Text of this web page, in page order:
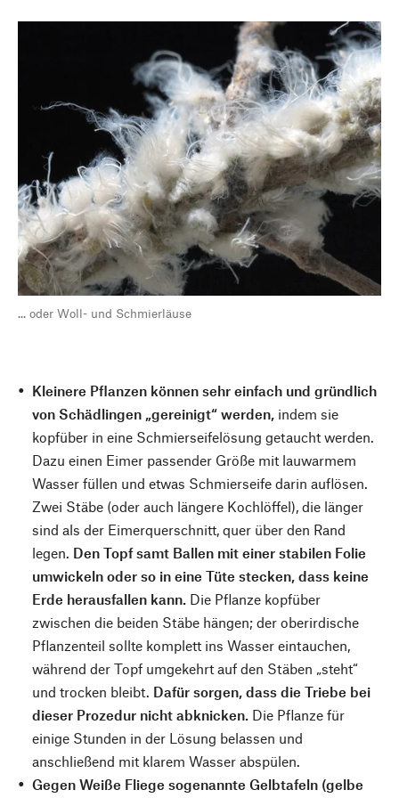
... oder Woll- und Schmierläuse
Kleinere Pflanzen können sehr einfach und gründlich
von Schädlingen „gereinigt“ werden, indem sie
kopfüber in eine Schmierseifelösung getaucht werden.
Dazu einen Eimer passender Größe mit lauwarmem
Wasser füllen und etwas Schmierseife darin auflösen.
Zwei Stäbe (oder auch längere Kochlöffel), die länger
sind als der Eimerquerschnitt, quer über den Rand
legen. Den Topf samt Ballen mit einer stabilen Folie
umwickeln oder so in eine Tüte stecken, dass keine
Erde herausfallen kann. Die Pflanze kopfüber
zwischen die beiden Stäbe hängen; der oberirdische
Pflanzenteil sollte komplett ins Wasser eintauchen,
während der Topf umgekehrt auf den Stäben „steht“
und trocken bleibt. Dafür sorgen, dass die Triebe bei
dieser Prozedur nicht abknicken. Die Pflanze für
einige Stunden in der Lösung belassen und
anschließend mit klarem Wasser abspülen.
Gegen Weiße Fliege sogenannte Gelbtafeln (gelbe